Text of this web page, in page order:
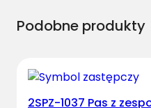
a
Podobne produkty
2SPZ-1037 Pas z